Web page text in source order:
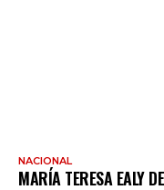
NACIONAL
MARÍA TERESA EALY